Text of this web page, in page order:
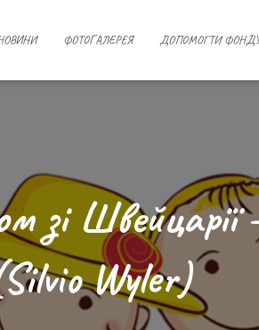
ФОТОГАЛЕРЕЯ ДОПОМОГТИ
зі
Wyler)